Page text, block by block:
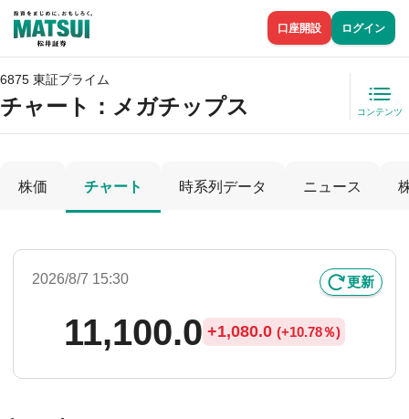
口座開設 ログイン
6875 東証プライム
チャート： メガチップス コンテンツ
株価 チャート 時系列データ ニュース
2026/8/7 15:30 更新
11,100.0 +1,080.0 (+10.78％)